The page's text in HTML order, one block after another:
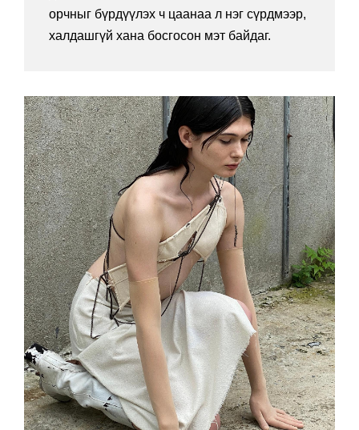
орчныг бүрдүүлэх ч цаанаа л нэг сүрдмээр,
халдашгүй хана босгосон мэт байдаг.